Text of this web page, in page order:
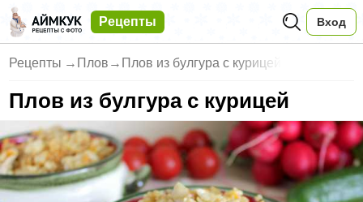
Рецепты Вход
Рецепты → Плов → Плов из булгура с курицей
Плов из булгура с курицей